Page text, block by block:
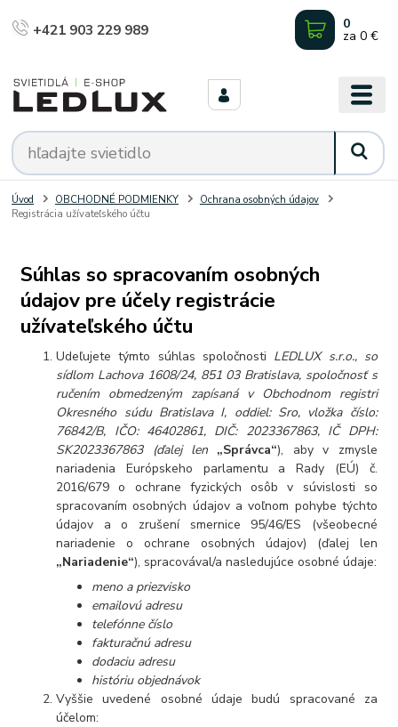
+421 903 229 989 0
za 0 €
Úvod OBCHODNÉ PODMIENKY
Ochrana osobných údajov
Registrácia užívateľského účtu
Súhlas so spracovaním osobných
údajov pre účely registrácie
užívateľského účtu
Udeľujete týmto súhlas spoločnosti LEDLUX s.r.o., so
sídlom Lachova 1608/24, 851 03 Bratislava, spoločnosť s
ručením obmedzeným zapísaná v Obchodnom registri
Okresného súdu Bratislava I, oddiel: Sro, vložka číslo:
76842/B, IČO: 46402861, DIČ: 2023367863, IČ DPH:
SK2023367863(ďalej len „Správca“), aby v zmysle
nariadenia Európskeho parlamentu a Rady (EÚ) č.
2016/679 o ochrane fyzických osôb v súvislosti so
spracovaním osobných údajov a voľnom pohybe týchto
údajov a o zrušení smernice 95/46/ES (všeobecné
nariadenie o ochrane osobných údajov) (ďalej len
„Nariadenie“), spracovával/a nasledujúce osobné údaje:
meno a priezvisko
emailovú adresu
telefónne číslo
fakturačnú adresu
dodaciu adresu
históriu objednávok
Vyššie uvedené osobné údaje budú spracované za
účelom: